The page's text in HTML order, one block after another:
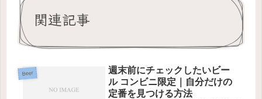
関連記事
Beer
週末前にチェックしたいビー
ル コンビニ限定｜自分だけの
定番を見つける方法